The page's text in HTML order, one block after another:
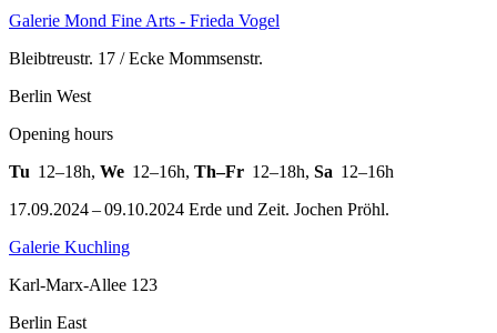
Galerie Mond Fine Arts - Frieda Vogel
Bleibtreustr. 17 / Ecke Mommsenstr.
Berlin West
Opening hours
Tu 12–18h, We 12–16h, Th–Fr 12–18h, Sa 12–16h
17.09.2024 – 09.10.2024 Erde und Zeit. Jochen Pröhl.
Galerie Kuchling
Karl-Marx-Allee 123
Berlin East